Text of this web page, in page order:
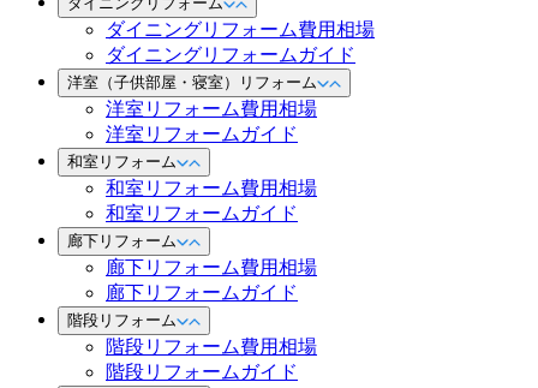
ダイニングリフォーム費用相場
ダイニングリフォームガイド
洋室（子供部屋・寝室）リフォーム
洋室リフォーム費用相場
洋室リフォームガイド
和室リフォーム
和室リフォーム費用相場
和室リフォームガイド
廊下リフォーム
廊下リフォーム費用相場
廊下リフォームガイド
階段リフォーム
階段リフォーム費用相場
階段リフォームガイド